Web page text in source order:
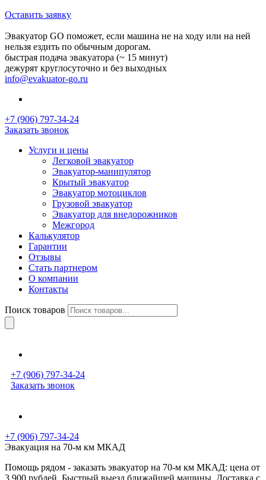
Оставить заявку
Эвакуатор GO поможет, если машина не на ходу или на ней
нельзя ездить по обычным дорогам.
быстрая подача эвакуатора (~ 15 минут)
дежурят круглосуточно и без выходных
info@evakuator-go.ru
+7 (906) 797-34-24
Заказать звонок
Услуги и цены
Легковой эвакуатор
Эвакуатор-манипулятор
Крытый эвакуатор
Эвакуатор мотоциклов
Грузовой эвакуатор
Эвакуатор для внедорожников
Межгород
Калькулятор
Гарантии
Отзывы
Стать партнером
О компании
Контакты
Поиск товаров
+7 (906) 797-34-24
Заказать звонок
+7 (906) 797-34-24
Эвакуация на 70-м км МКАД
Помощь рядом - заказать эвакуатор на 70-м км МКАД: цена от
3 900 рублей. Быстрый выезд ближайшей машины. Доставка с